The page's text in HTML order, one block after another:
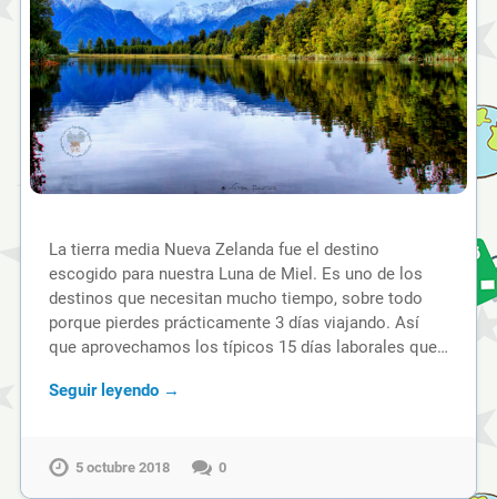
La tierra media Nueva Zelanda fue el destino
escogido para nuestra Luna de Miel. Es uno de los
destinos que necesitan mucho tiempo, sobre todo
porque pierdes prácticamente 3 días viajando. Así
que aprovechamos los típicos 15 días laborales que…
Seguir leyendo →
5 octubre 2018 0